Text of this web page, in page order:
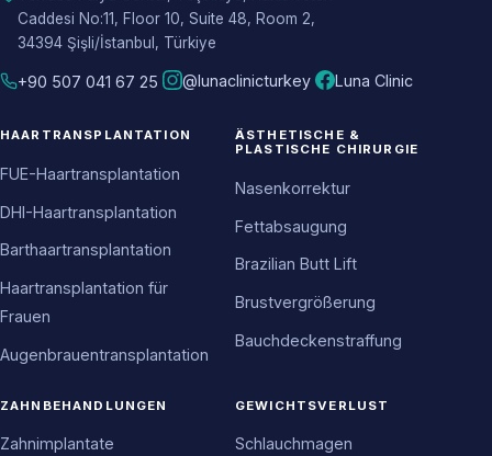
Caddesi No:11, Floor 10, Suite 48, Room 2,
34394 Şişli/İstanbul, Türkiye
+90 507 041 67 25 @lunaclinicturkey Luna Clinic
HAARTRANSPLANTATION
FUE-Haartransplantation
DHI-Haartransplantation
Barthaartransplantation
Haartransplantation für
Frauen
Augenbrauentransplantation
ÄSTHETISCHE &
PLASTISCHE CHIRURGIE
Nasenkorrektur
Fettabsaugung
Brazilian Butt Lift
Brustvergrößerung
Bauchdeckenstraffung
ZAHNBEHANDLUNGEN
Zahnimplantate
GEWICHTSVERLUST
Schlauchmagen